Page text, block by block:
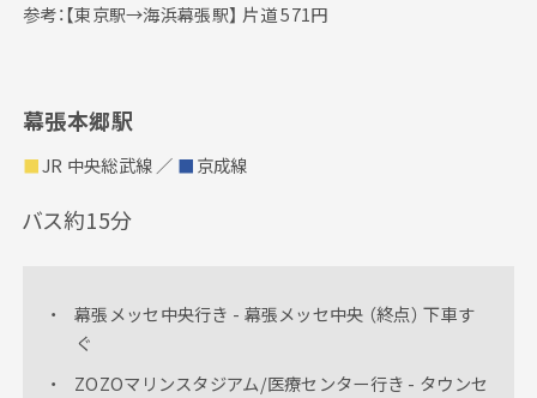
参考：【東京駅→海浜幕張駅】 片道 571円
幕張本郷駅
■JR 中央総武線 ／ ■京成線
バス約15分
幕張メッセ中央行き - 幕張メッセ中央 （終点） 下車す
ぐ
ZOZOマリンスタジアム/医療センター行き - タウンセ